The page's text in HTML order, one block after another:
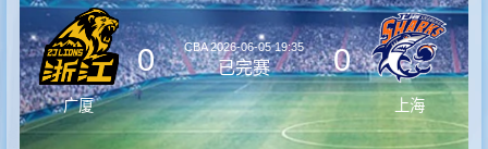
录播
集锦
广厦
0 CBA2026-06-05 19:35
已完赛 0
上海